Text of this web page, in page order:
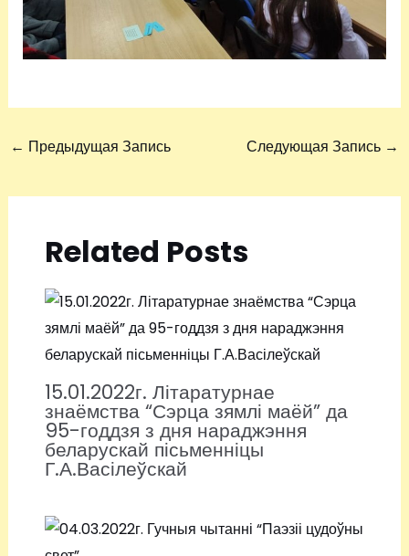
← Предыдущая Запись Следующая Запись →
Related Posts
15.01.2022г. Літаратурнае
знаёмства “Сэрца зямлі маёй” да
95-годдзя з дня нараджэння
беларускай пісьменніцы
Г.А.Васілеўскай